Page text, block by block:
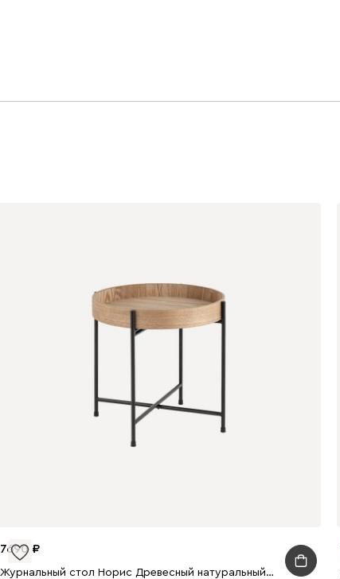
7690
Журнальный стол Норис Древесный натуральный/Черный